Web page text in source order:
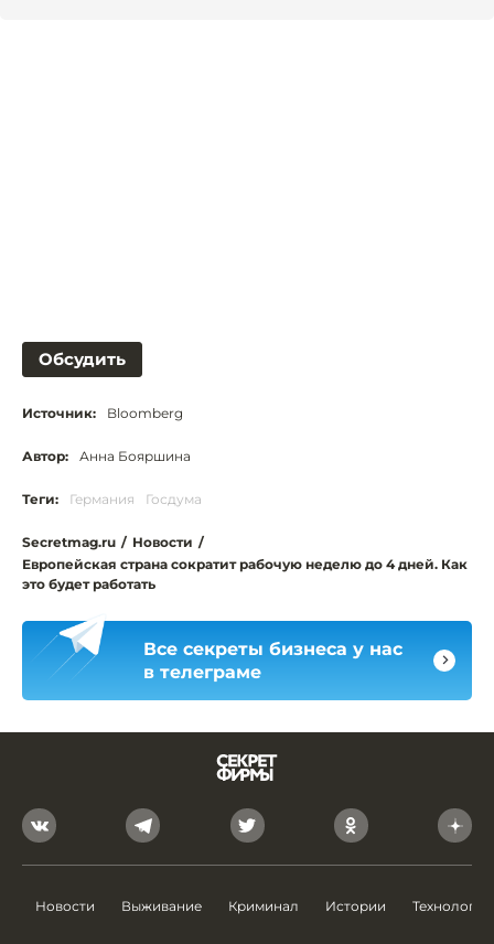
Обсудить
Источник: Bloomberg
Автор: Анна Бояршина
Теги: Германия Госдума
Secretmag.ru / Новости /
Европейская страна сократит рабочую неделю до 4 дней. Как
это будет работать
Все секреты бизнеса у нас
в телеграме
Новости Выживание Криминал Истории Технологии